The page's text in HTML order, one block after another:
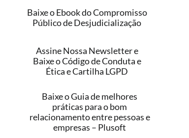
Baixe o Ebook do Compromisso
Público de Desjudicialização
Assine Nossa Newsletter e
Baixe o Código de Conduta e
Ética e Cartilha LGPD
Baixe o Guia de melhores
práticas para o bom
relacionamento entre pessoas e
empresas – Plusoft